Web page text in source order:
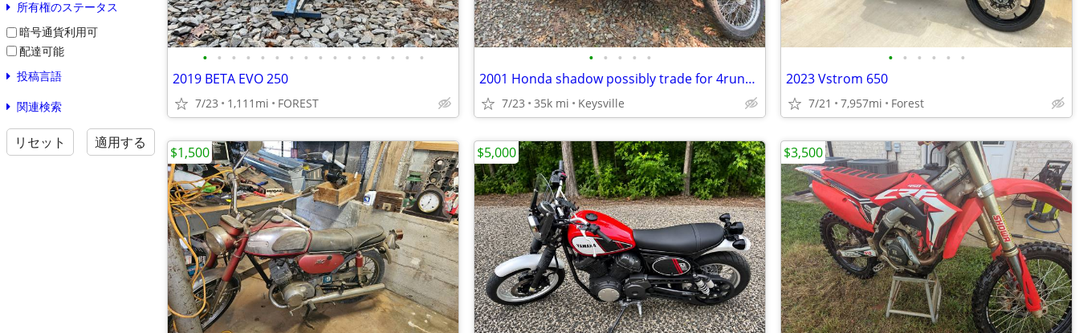
所有権のステータス
暗号通貨利用可
配達可能
投稿言語
関連検索
リセット 適用する
• • • • • • • • • • • • • • • •
2019 BETA EVO 250
7/23 1,111mi FOREST
• • • • •
2001 Honda shadow possibly trade for 4runner or suv or sale
7/23 35k mi Keysville
• • • • • •
2023 Vstrom 650
7/21 7,957mi Forest
$1,500 $5,000 $3,500